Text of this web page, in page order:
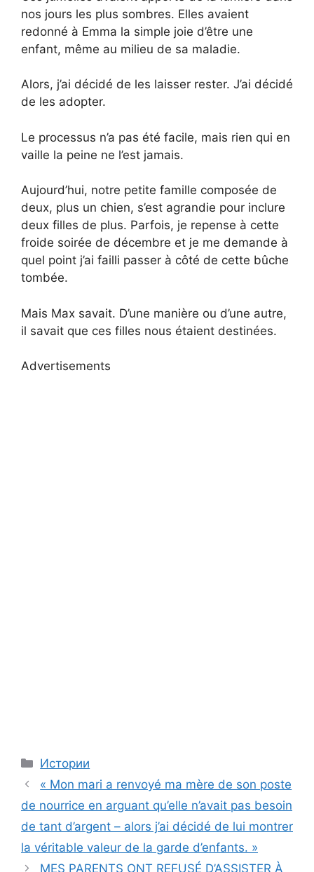
nos jours les plus sombres. Elles avaient
redonné à Emma la simple joie d’être une
enfant, même au milieu de sa maladie.
Alors, j’ai décidé de les laisser rester. J’ai décidé
de les adopter.
Le processus n’a pas été facile, mais rien qui en
vaille la peine ne l’est jamais.
Aujourd’hui, notre petite famille composée de
deux, plus un chien, s’est agrandie pour inclure
deux filles de plus. Parfois, je repense à cette
froide soirée de décembre et je me demande à
quel point j’ai failli passer à côté de cette bûche
tombée.
Mais Max savait. D’une manière ou d’une autre,
il savait que ces filles nous étaient destinées.
Advertisements
Categories
Истории
« Mon mari a renvoyé ma mère de son poste
de nourrice en arguant qu’elle n’avait pas besoin
de tant d’argent – alors j’ai décidé de lui montrer
la véritable valeur de la garde d’enfants. »
MES PARENTS ONT REFUSÉ D’ASSISTER À